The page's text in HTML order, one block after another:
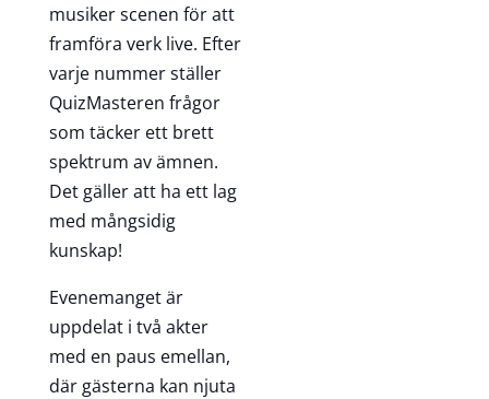
musiker scenen för att
framföra verk live. Efter
varje nummer ställer
QuizMasteren frågor
som täcker ett brett
spektrum av ämnen.
Det gäller att ha ett lag
med mångsidig
kunskap!
Evenemanget är
uppdelat i två akter
med en paus emellan,
där gästerna kan njuta